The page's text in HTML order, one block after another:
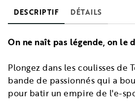
DESCRIPTIF DÉTAILS
On ne naît pas légende, on le
Plongez dans les coulisses de
bande de passionnés qui a
pour batir un empire de l'e-